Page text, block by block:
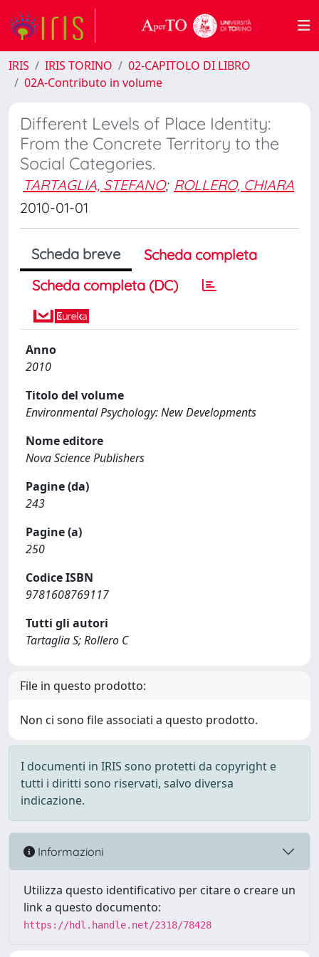
IRIS IRIS TORINO
02-CAPITOLO DI LIBRO
02A-Contributo in volume
Different Levels of Place Identity:
From the Concrete Territory to the
Social Categories.
TARTAGLIA, STEFANO; ROLLERO, CHIARA
2010-01-01
Scheda breve
Scheda completa
Scheda completa (DC)
Anno
2010
Titolo del volume
Environmental Psychology: New Developments
Nome editore
Nova Science Publishers
Pagine (da)
243
Pagine (a)
250
Codice ISBN
9781608769117
Tutti gli autori
Tartaglia S; Rollero C
File in questo prodotto:
Non ci sono file associati a questo prodotto.
I documenti in IRIS sono protetti da copyright e
tutti i diritti sono riservati, salvo diversa
indicazione.
Informazioni
Utilizza questo identificativo per citare o creare un
link a questo documento:
https://hdl.handle.net/2318/78428